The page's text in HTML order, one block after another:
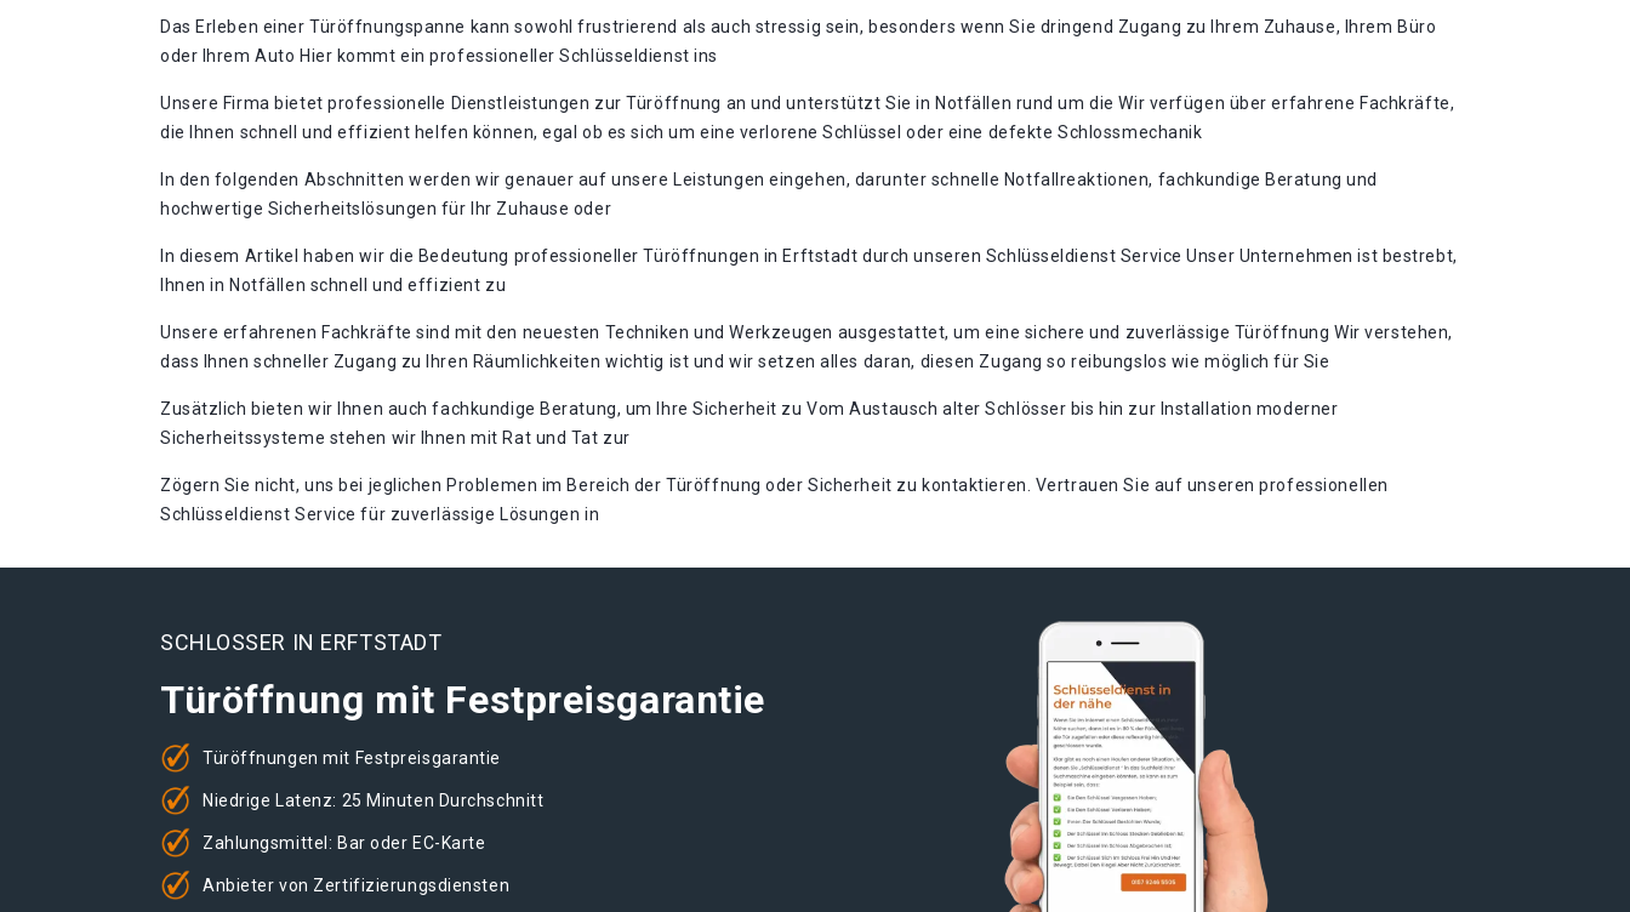
Das Erleben einer Türöffnungspanne kann sowohl frustrierend als auch stressig sein, besonders wenn Sie dringend Zugang zu Ihrem Zuhause, Ihrem Büro
oder Ihrem Auto Hier kommt ein professioneller Schlüsseldienst ins
Unsere Firma bietet professionelle Dienstleistungen zur Türöffnung an und unterstützt Sie in Notfällen rund um die Wir verfügen über erfahrene Fachkräfte,
die Ihnen schnell und effizient helfen können, egal ob es sich um eine verlorene Schlüssel oder eine defekte Schlossmechanik
In den folgenden Abschnitten werden wir genauer auf unsere Leistungen eingehen, darunter schnelle Notfallreaktionen, fachkundige Beratung und
hochwertige Sicherheitslösungen für Ihr Zuhause oder
In diesem Artikel haben wir die Bedeutung professioneller Türöffnungen in Erftstadt durch unseren Schlüsseldienst Service Unser Unternehmen ist bestrebt,
Ihnen in Notfällen schnell und effizient zu
Unsere erfahrenen Fachkräfte sind mit den neuesten Techniken und Werkzeugen ausgestattet, um eine sichere und zuverlässige Türöffnung Wir verstehen,
dass Ihnen schneller Zugang zu Ihren Räumlichkeiten wichtig ist und wir setzen alles daran, diesen Zugang so reibungslos wie möglich für Sie
Zusätzlich bieten wir Ihnen auch fachkundige Beratung, um Ihre Sicherheit zu Vom Austausch alter Schlösser bis hin zur Installation moderner
Sicherheitssysteme stehen wir Ihnen mit Rat und Tat zur
Zögern Sie nicht, uns bei jeglichen Problemen im Bereich der Türöffnung oder Sicherheit zu kontaktieren. Vertrauen Sie auf unseren professionellen
Schlüsseldienst Service für zuverlässige Lösungen in
SCHLOSSER IN ERFTSTADT
Türöffnung mit Festpreisgarantie
Türöffnungen mit Festpreisgarantie
Niedrige Latenz: 25 Minuten Durchschnitt
Zahlungsmittel: Bar oder EC-Karte
Anbieter von Zertifizierungsdiensten